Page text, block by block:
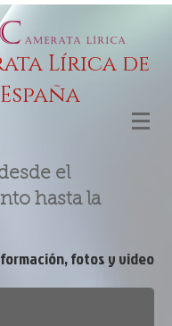
Lírica de
España
el
hasta la
fotos y video